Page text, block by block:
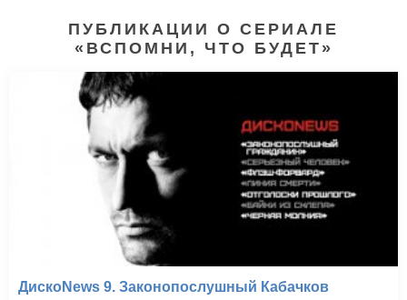
ПУБЛИКАЦИИ О СЕРИАЛЕ
«ВСПОМНИ, ЧТО БУДЕТ»
ДискоNews 9. Законопослушный Кабачков